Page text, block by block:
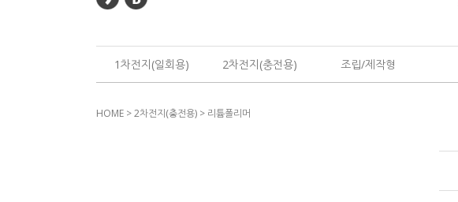
1차전지(일회용) 2차전지(충전용) 조립/제작형
HOME >2차전지(충전용) > 리튬폴리머